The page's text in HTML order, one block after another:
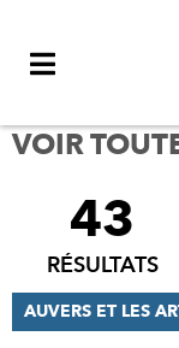
VOIR
FILTRER
RÉSULTATS
43
RÉSULTATS
AUVERS ET LES